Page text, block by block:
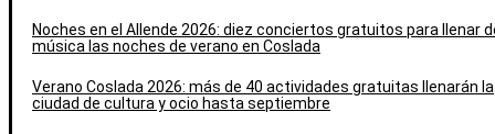
Noches en el Allende 2026: diez conciertos gratuitos para llenar
música las noches de verano en Coslada
Verano Coslada 2026: más de 40 actividades gratuitas llenarán la
ciudad de cultura y ocio hasta septiembre